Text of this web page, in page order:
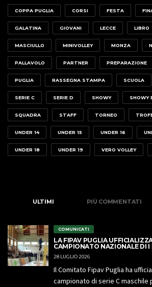
COPPA PUGLIA CORSI FESTA
GALATINA GIOVANI LECCE LIBRO
MASCIULLO MINIVOLLEY MONZA
PALLAVOLO PARTNER PREPARAZIONE
PUGLIA RASSEGNA STAMPA SCUOLA
SERIE C SERIE D SHOWY SHOWY
SQUADRA STAFF TORNEO
UNDER 14 UNDER 15 UNDER 16
UNDER 18 UNDER 19 VERO VOLLEY
ULTIMI PIÙ COMMENTATI
COMUNICATI
LA FIPAV PUGLIA
CAMPIONATO NAZIONALE DI I
28 LUGLIO 2026
Il Comitato Fipav Puglia ha
campionato di serie C maschile